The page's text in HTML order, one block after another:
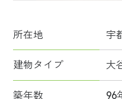
所在地 宇
建物タイプ 大
築年数 96